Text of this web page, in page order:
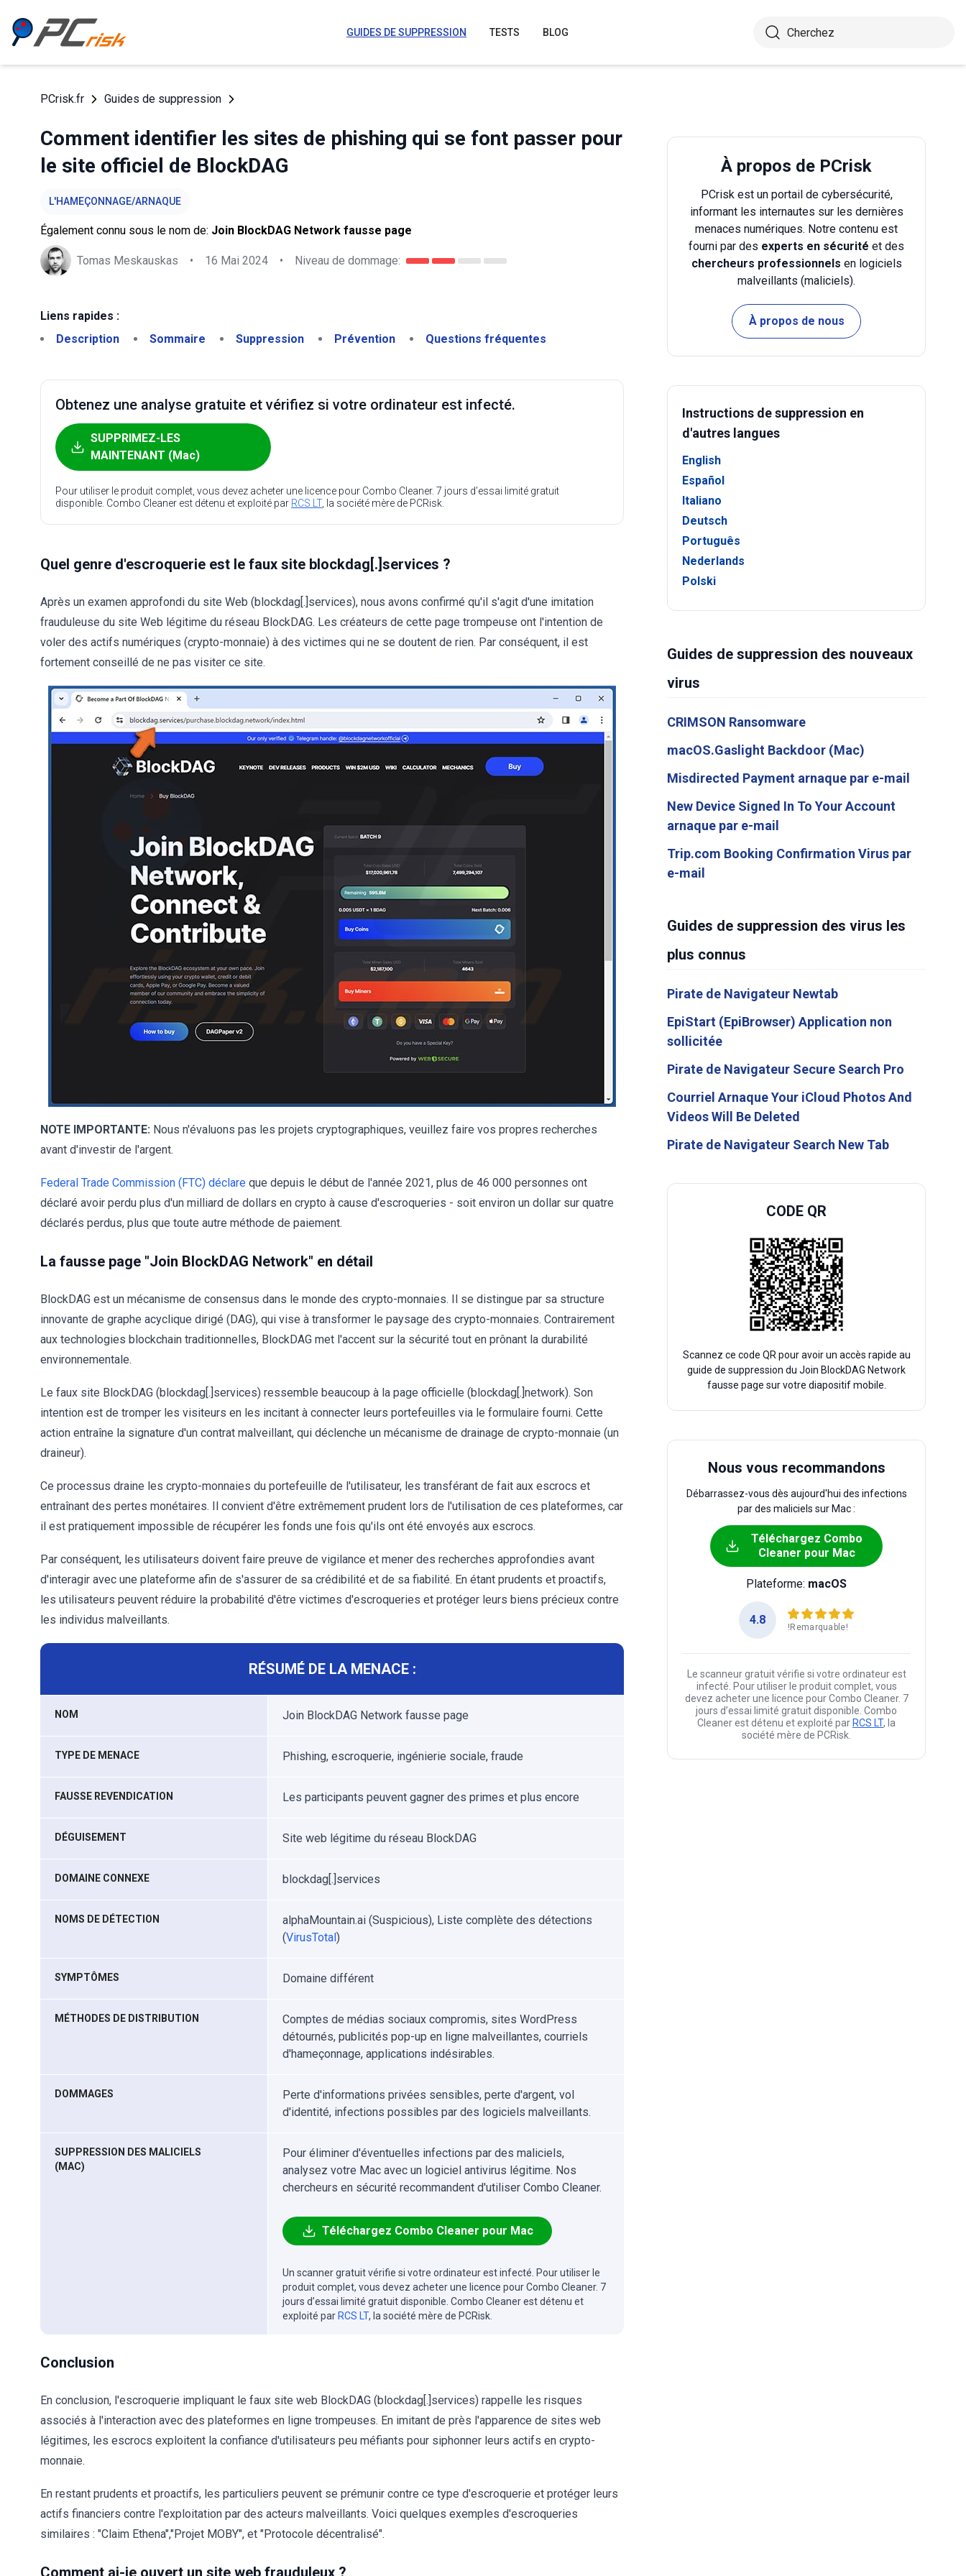
GUIDES DE SUPPRESSION TESTS BLOG
PCrisk.fr Guides de suppression
Comment identifier les sites de phishing qui se font passer pour
le site officiel de BlockDAG
L'HAMEÇONNAGE/ARNAQUE
Également connu sous le nom de: Join BlockDAG Network fausse page
Tomas Meskauskas • 16 Mai 2024 • Niveau de dommage:
Liens rapides :
Description
Sommaire Suppression Prévention Questions fréquentes
Obtenez une analyse gratuite et vérifiez si votre ordinateur est infecté.
SUPPRIMEZ-LES
MAINTENANT (Mac)
Pour utiliser le produit complet, vous devez acheter une licence pour Combo Cleaner. 7 jours d’essai limité gratuit
disponible. Combo Cleaner est détenu et exploité par RCS LT, la société mère de PCRisk.
Quel genre d'escroquerie est le faux site blockdag[.]services ?
Après un examen approfondi du site Web (blockdag[.]services), nous avons confirmé qu'il s'agit d'une imitation
frauduleuse du site Web légitime du réseau BlockDAG. Les créateurs de cette page trompeuse ont l'intention de
voler des actifs numériques (crypto-monnaie) à des victimes qui ne se doutent de rien. Par conséquent, il est
fortement conseillé de ne pas visiter ce site.
NOTE IMPORTANTE: Nous n'évaluons pas les projets cryptographiques, veuillez faire vos propres recherches
avant d'investir de l'argent.
Federal Trade Commission (FTC) déclare que depuis le début de l'année 2021, plus de 46 000 personnes ont
déclaré avoir perdu plus d'un milliard de dollars en crypto à cause d'escroqueries - soit environ un dollar sur quatre
déclarés perdus, plus que toute autre méthode de paiement.
La fausse page "Join BlockDAG Network" en détail
BlockDAG est un mécanisme de consensus dans le monde des crypto-monnaies. Il se distingue par sa structure
innovante de graphe acyclique dirigé (DAG), qui vise à transformer le paysage des crypto-monnaies. Contrairement
aux technologies blockchain traditionnelles, BlockDAG met l'accent sur la sécurité tout en prônant la durabilité
environnementale.
Le faux site BlockDAG (blockdag[.]services) ressemble beaucoup à la page officielle (blockdag[.]network). Son
intention est de tromper les visiteurs en les incitant à connecter leurs portefeuilles via le formulaire fourni. Cette
action entraîne la signature d'un contrat malveillant, qui déclenche un mécanisme de drainage de crypto-monnaie (un
draineur).
Ce processus draine les crypto-monnaies du portefeuille de l'utilisateur, les transférant de fait aux escrocs et
entraînant des pertes monétaires. Il convient d'être extrêmement prudent lors de l'utilisation de ces plateformes, car
il est pratiquement impossible de récupérer les fonds une fois qu'ils ont été envoyés aux escrocs.
Par conséquent, les utilisateurs doivent faire preuve de vigilance et mener des recherches approfondies avant
d'interagir avec une plateforme afin de s'assurer de sa crédibilité et de sa fiabilité. En étant prudents et proactifs,
les utilisateurs peuvent réduire la probabilité d'être victimes d'escroqueries et protéger leurs biens précieux contre
les individus malveillants.
RÉSUMÉ DE LA MENACE :
NOM Join BlockDAG Network fausse page
TYPE DE MENACE Phishing, escroquerie, ingénierie sociale, fraude
FAUSSE REVENDICATION Les participants peuvent gagner des primes et plus encore
DÉGUISEMENT Site web légitime du réseau BlockDAG
DOMAINE CONNEXE blockdag[.]services
NOMS DE DÉTECTION
alphaMountain.ai (Suspicious), Liste complète des détections
(VirusTotal)
SYMPTÔMES Domaine différent
MÉTHODES DE DISTRIBUTION
Comptes de médias sociaux compromis, sites WordPress
détournés, publicités pop-up en ligne malveillantes, courriels
d'hameçonnage, applications indésirables.
DOMMAGES
Perte d'informations privées sensibles, perte d'argent, vol
d'identité, infections possibles par des logiciels malveillants.
SUPPRESSION DES MALICIELS
(MAC)
Pour éliminer d'éventuelles infections par des maliciels,
analysez votre Mac avec un logiciel antivirus légitime. Nos
chercheurs en sécurité recommandent d'utiliser Combo Cleaner.
Téléchargez Combo Cleaner pour Mac
Un scanner gratuit vérifie si votre ordinateur est infecté. Pour utiliser le
produit complet, vous devez acheter une licence pour Combo Cleaner. 7
jours d’essai limité gratuit disponible. Combo Cleaner est détenu et
exploité par RCS LT, la société mère de PCRisk.
Conclusion
En conclusion, l'escroquerie impliquant le faux site web BlockDAG (blockdag[.]services) rappelle les risques
associés à l'interaction avec des plateformes en ligne trompeuses. En imitant de près l'apparence de sites web
légitimes, les escrocs exploitent la confiance d'utilisateurs peu méfiants pour siphonner leurs actifs en crypto-
monnaie.
En restant prudents et proactifs, les particuliers peuvent se prémunir contre ce type d'escroquerie et protéger leurs
actifs financiers contre l'exploitation par des acteurs malveillants. Voici quelques exemples d'escroqueries
similaires : "Claim Ethena","Projet MOBY", et "Protocole décentralisé".
Comment ai-je ouvert un site web frauduleux ?
À propos de PCrisk
PCrisk est un portail de cybersécurité,
informant les internautes sur les dernières
menaces numériques. Notre contenu est
fourni par des experts en sécurité et des
chercheurs professionnels en logiciels
malveillants (maliciels).
À propos de nous
Instructions de suppression en
d'autres langues
English
Español
Italiano
Deutsch
Português
Nederlands
Polski
Guides de suppression des nouveaux
virus
CRIMSON Ransomware
macOS.Gaslight Backdoor (Mac)
Misdirected Payment arnaque par e-mail
New Device Signed In To Your Account
arnaque par e-mail
Trip.com Booking Confirmation Virus par
e-mail
Guides de suppression des virus les
plus connus
Pirate de Navigateur Newtab
EpiStart (EpiBrowser) Application non
sollicitée
Pirate de Navigateur Secure Search Pro
Courriel Arnaque Your iCloud Photos And
Videos Will Be Deleted
Pirate de Navigateur Search New Tab
CODE QR
Scannez ce code QR pour avoir un accès rapide au
guide de suppression du Join BlockDAG Network
fausse page sur votre diapositif mobile.
Nous vous recommandons
Débarrassez-vous dès aujourd'hui des infections
par des maliciels sur Mac :
Téléchargez Combo
Cleaner pour Mac
Plateforme: macOS
4.8
!Remarquable!
Le scanneur gratuit vérifie si votre ordinateur est
infecté. Pour utiliser le produit complet, vous
devez acheter une licence pour Combo Cleaner. 7
jours d’essai limité gratuit disponible. Combo
Cleaner est détenu et exploité par RCS LT, la
société mère de PCRisk.